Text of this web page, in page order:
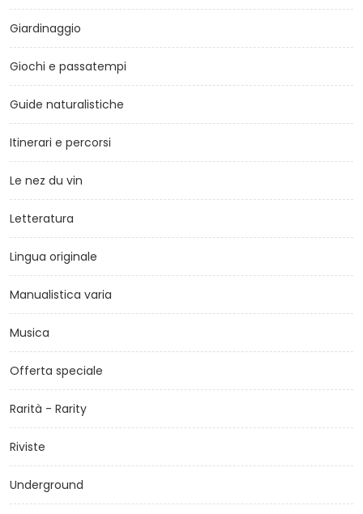
Giardinaggio
Giochi e passatempi
Guide naturalistiche
Itinerari e percorsi
Le nez du vin
Letteratura
Lingua originale
Manualistica varia
Musica
Offerta speciale
Rarità - Rarity
Riviste
Underground